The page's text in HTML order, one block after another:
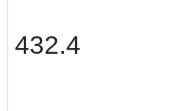
432.4